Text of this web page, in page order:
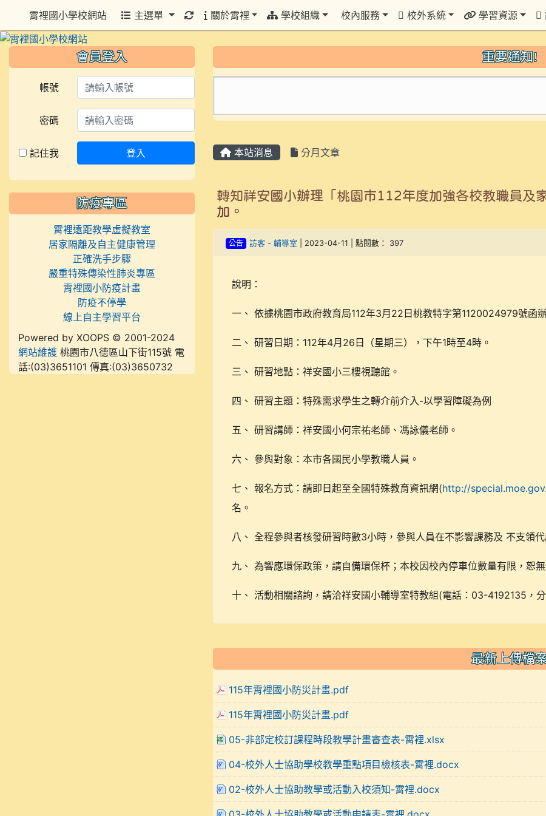
重要通知!
本站消息 分月文章
轉知祥安國小辦理「桃園市112年度加強各校教職員及
加。
公告 訪客- 輔導室 | 2023-04-11 | 點閱數： 397
說明：
一、 依據桃園市政府教育局112年3月22日桃教特字第1120024979號函
二、 研習日期：112年4月26日（星期三），下午1時至4時。
三、 研習地點：祥安國小三樓視聽館。
四、 研習主題：特殊需求學生之轉介前介入-以學習障礙為例
五、 研習講師：祥安國小何宗祐老師、馮詠儀老師。
六、 參與對象：本市各國民小學教職人員。
七、 報名方式：請即日起至全國特殊教育資訊網(http://
名。
八、 全程參與者核發研習時數3小時，參與人員在不影響課務及 不支領
九、 為響應環保政策，請自備環保杯；本校因校內停車位數量有限，恕
十、 活動相關諮詢，請洽祥安國小輔導室特教組(電話：03-4192135，
最新上傳檔
115年霄裡國小防災計畫.pdf
115年霄裡國小防災計畫.pdf
05-非部定校訂課程時段教學計畫審查表-霄裡.xlsx
04-校外人士協助學校教學重點項目檢核表-霄裡.docx
02-校外人士協助教學或活動入校須知-霄裡.docx
會員登入
帳號
密碼
記住我 登入
防疫專區
霄裡遠距教學虛擬教室
居家隔離及自主健康管理
正確洗手步驟
嚴重特殊傳染性肺炎專區
霄裡國小防疫計畫
防疫不停學
線上自主學習平台
Powered by XOOPS © 2001-2024
網站維護 桃園市八德區山下街115號 電
話:(03)3651101 傳真:(03)3650732
霄裡國小學校網站 主選單 重新取得佈景設定
關於霄裡 學校組織 校內服務 校外系統 學習資源